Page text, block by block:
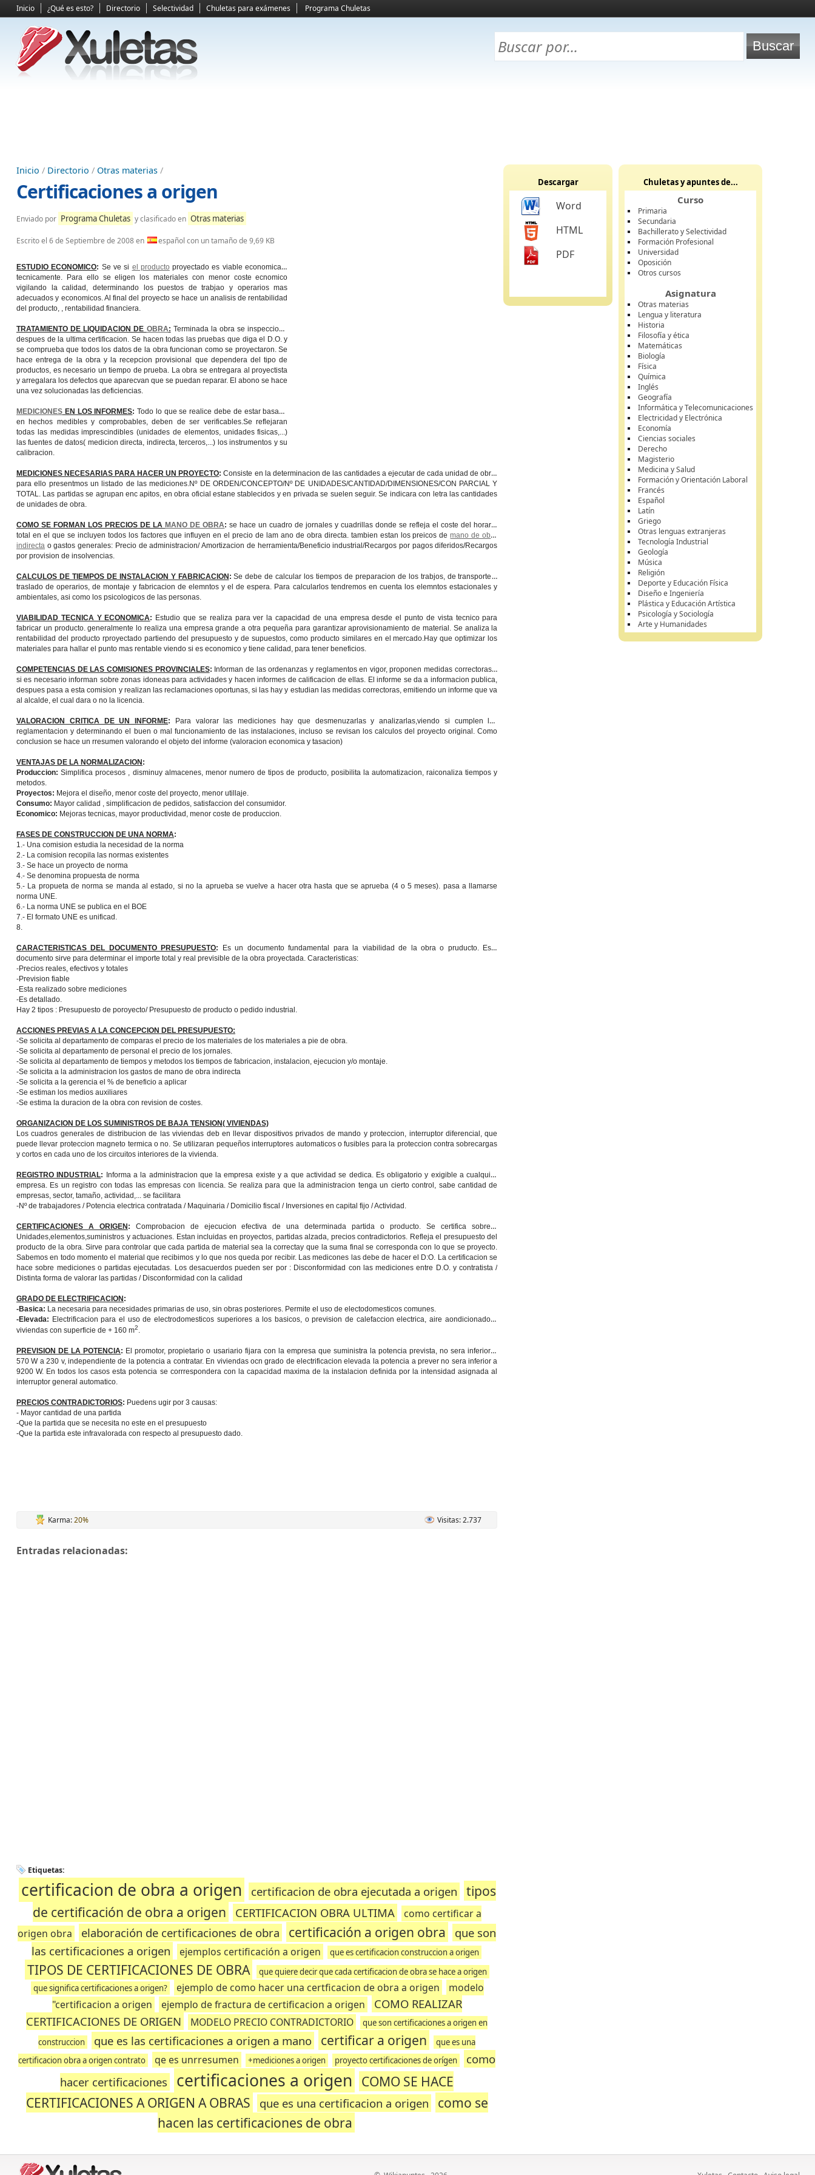
Inicio ¿Qué es esto? Directorio Selectividad Chuletas para exámenes Programa Chuletas
Inicio / Directorio / Otras materias /
Certificaciones a origen
Enviado por Programa Chuletas y clasificado en Otras materias
Escrito el 6 de Septiembre de 2008en español con un tamaño de 9,69 KB
ESTUDIO ECONOMICO: Se ve si el producto proyectado es viable economica y
tecnicamente. Para ello se eligen los materiales con menor coste ecnomico
vigilando la calidad, determinando los puestos de trabjao y operarios mas
adecuados y economicos. Al final del proyecto se hace un analisis de rentabilidad
del producto, , rentabilidad financiera.
TRATAMIENTO DE LIQUIDACION DE OBRA: Terminada la obra se inspecciona
despues de la ultima certificacion. Se hacen todas las pruebas que diga el D.O. y
se comprueba que todos los datos de la obra funcionan como se proyectaron. Se
hace entrega de la obra y la recepcion provisional que dependera del tipo de
productos, es necesario un tiempo de prueba. La obra se entregara al proyectista
y arregalara los defectos que aparecvan que se puedan reparar. El abono se hace
una vez solucionadas las deficiencias.
MEDICIONES EN LOS INFORMES: Todo lo que se realice debe de estar basado
en hechos medibles y comprobables, deben de ser verificables.Se reflejaran
todas las medidas imprescindibles (unidades de elementos, unidades fisicas,...)
las fuentes de datos( medicion directa, indirecta, terceros,...) los instrumentos y su
calibracion.
MEDICIONES NECESARIAS PARA HACER UN PROYECTO: Consiste en la determinacion de las cantidades a ejecutar de cada unidad de obra,
para ello presentmos un listado de las mediciones.Nº DE ORDEN/CONCEPTO/Nº DE UNIDADES/CANTIDAD/DIMENSIONES/CON PARCIAL Y
TOTAL. Las partidas se agrupan enc apitos, en obra oficial estane stablecidos y en privada se suelen seguir. Se indicara con letra las cantidades
de unidades de obra.
COMO SE FORMAN LOS PRECIOS DE LA MANO DE OBRA:se hace un cuadro de jornales y cuadrillas donde se refleja el coste del horario
total en el que se incluyen todos los factores que influyen en el precio de lam ano de obra directa. tambien estan los preicos demano de obra
indirecta o gastos generales: Precio de administracion/ Amortizacion de herramienta/Beneficio industrial/Recargos por pagos diferidos/Recargos
por provision de insolvencias.
CALCULOS DE TIEMPOS DE INSTALACION Y FABRICACION :Se debe de calcular los tiempos de preparacion de los trabjos, de transporte y
traslado de operarios, de montaje y fabricacion de elemntos y el de espera. Para calcularlos tendremos en cuenta los elemntos estacionales y
ambientales, asi como los psicologicos de las personas.
VIABILIDAD TECNICA Y ECONOMICA: Estudio que se realiza para ver la capacidad de una empresa desde el punto de vista tecnico para
fabricar un producto. generalmente lo realiza una empresa grande a otra pequeña para garantizar aprovisionamiento de material. Se analiza la
rentabilidad del producto rproyectado partiendo del presupuesto y de supuestos, como producto similares en el mercado.Hay que optimizar los
materiales para hallar el punto mas rentable viendo si es economico y tiene calidad, para tener beneficios.
COMPETENCIAS DE LAS COMISIONES PROVINCIALES: Informan de las ordenanzas y reglamentos en vigor, proponen medidas correctoras y
si es necesario informan sobre zonas idoneas para actividades y hacen informes de calificacion de ellas. El informe se da a informacion publica,
despues pasa a esta comision y realizan las reclamaciones oportunas, si las hay y estudian las medidas correctoras, emitiendo un informe que va
al alcalde, el cual dara o no la licencia.
VALORACION CRITICA DE UN INFORME:
Para valorar las mediciones hay que desmenuzarlas y analizarlas,viendo si cumplen las
reglamentacion y determinando el buen o mal funcionamiento de las instalaciones, incluso se revisan los calculos del proyecto original. Como
conclusion se hace un rresumen valorando el objeto del informe (valoracion economica y tasacion)
VENTAJAS DE LA NORMALIZACION :
Produccion: Simplifica procesos , disminuy almacenes, menor numero de tipos de producto, posibilita la automatizacion, raiconaliza tiempos y
metodos.
Proyectos: Mejora el diseño, menor coste del proyecto, menor utillaje.
Consumo: Mayor calidad , simplificacion de pedidos, satisfaccion del consumidor.
Economico: Mejoras tecnicas, mayor productividad, menor coste de produccion.
FASES DE CONSTRUCCION DE UNA NORMA:
1.- Una comision estudia la necesidad de la norma
2.- La comision recopila las normas existentes
3.- Se hace un proyecto de norma
4.- Se denomina propuesta de norma
5.- La propueta de norma se manda al estado, si no la aprueba se vuelve a hacer otra hasta que se aprueba (4 o 5 meses). pasa a llamarse
norma UNE.
6.- La norma UNE se publica en el BOE
7.- El formato UNE es unificad.
8.
CARACTERISTICAS DEL DOCUMENTO PRESUPUESTO: Es un documento fundamental para la viabilidad de la obra o pruducto. Este
documento sirve para determinar el importe total y real previsible de la obra proyectada. Caracteristicas:
-Precios reales, efectivos y totales
-Prevision fiable
-Esta realizado sobre mediciones
-Es detallado.
Hay 2 tipos : Presupuesto de poroyecto/ Presupuesto de producto o pedido industrial.
ACCIONES PREVIAS A LA CONCEPCION DEL PRESUPUESTO:
-Se solicita al departamento de comparas el precio de los materiales de los materiales a pie de obra.
-Se solicita al departamento de personal el precio de los jornales.
-Se solicita al departamento de tiempos y metodos los tiempos de fabricacion, instalacion, ejecucion y/o montaje.
-Se solicita a la administracion los gastos de mano de obra indirecta
-Se solicita a la gerencia el % de beneficio a aplicar
-Se estiman los medios auxiliares
-Se estima la duracion de la obra con revision de costes.
ORGANIZACION DE LOS SUMINISTROS DE BAJA TENSION( VIVIENDAS)
Los cuadros generales de distribucion de las viviendas deb en llevar dispositivos privados de mando y proteccion, interruptor diferencial, que
puede llevar proteccion magneto termica o no. Se utilizaran pequeños interruptores automaticos o fusibles para la proteccion contra sobrecargas
y cortos en cada uno de los circuitos interiores de la vivienda.
REGISTRO INDUSTRIAL:
Informa a la administracion que la empresa existe y a que actividad se dedica. Es obligatorio y exigible a cualquier
empresa. Es un registro con todas las empresas con licencia. Se realiza para que la administracion tenga un cierto control, sabe cantidad de
empresas, sector, tamaño, actividad,... se facilitara
-Nº de trabajadores / Potencia electrica contratada / Maquinaria / Domicilio fiscal / Inversiones en capital fijo / Actividad.
CERTIFICACIONES A ORIGEN : Comprobacion de ejecucion efectiva de una determinada partida o producto. Se certifica sobre :
Unidades,elementos,suministros y actuaciones. Estan incluidas en proyectos, partidas alzada, precios contradictorios. Refleja el presupuesto del
producto de la obra. Sirve para controlar que cada partida de material sea la correctay que la suma final se corresponda con lo que se proyecto.
Sabemos en todo momento el material que recibimos y lo que nos queda por recibir. Las medicones las debe de hacer el D:O. La certificacion se
hace sobre mediciones o partidas ejecutadas. Los desacuerdos pueden ser por : Disconformidad con las mediciones entre D.O. y contratista /
Distinta forma de valorar las partidas / Disconformidad con la calidad
GRADO DE ELECTRIFICACION :
-Basica: La necesaria para necesidades primarias de uso, sin obras posteriores. Permite el uso de electodomesticos comunes.
-Elevada: Electrificacion para el uso de electrodomesticos superiores a los basicos, o prevision de calefaccion electrica, aire aondicionado o
viviendas con superficie de + 160 m2.
PREVISION DE LA POTENCIA: El promotor, propietario o usariario fijara con la empresa que suministra la potencia prevista, no sera inferior a
570 W a 230 v, independiente de la potencia a contratar. En viviendas ocn grado de electrificacion elevada la potencia a prever no sera inferior a
9200 W. En todos los casos esta potencia se corrrespondera con la capacidad maxima de la instalacion definida por la intensidad asignada al
interruptor general automatico.
PRECIOS CONTRADICTORIOS: Puedens ugir por 3 causas:
- Mayor cantidad de una partida
-Que la partida que se necesita no este en el presupuesto
-Que la partida este infravalorada con respecto al presupuesto dado.
Karma:20% Visitas: 2.737
Entradas relacionadas:
Etiquetas:
certificacion de obra a origen certificacion de obra ejecutada a origen
tipos
de certificación de obra a origen
CERTIFICACION OBRA ULTIMA
como certificar a
origen obra
elaboración de certificaciones de obra certificación a origen obra
que son
las certificaciones a origen
ejemplos certificación a origen que es certificacion construccion a origen
TIPOS DE CERTIFICACIONES DE OBRA
que quiere decir que cada certificacion de obra se hace a origen
que significa certificaciones a origen?
ejemplo de como hacer una certficacion de obra a origen
modelo
"certificacion a origen
ejemplo de fractura de certificacion a origen
COMO REALIZAR
CERTIFICACIONES DE ORIGEN
MODELO PRECIO CONTRADICTORIO
que son certificaciones a origen en
construccion
que es las certificaciones a origen a mano certificar a origen
que es una
certificacion obra a origen contrato
qe es unrresumen +mediciones a origen proyecto certificaciones de orígen
como
hacer certificaciones
certificaciones a origen COMO SE HACE
CERTIFICACIONES A ORIGEN A OBRAS
que es una certificacion a origen
como se
hacen las certificaciones de obra
Descargar
Word
HTML
PDF
Chuletas y apuntes de...
Curso
Primaria
Secundaria
Bachillerato y Selectividad
Formación Profesional
Universidad
Oposición
Otros cursos
Asignatura
Otras materias
Lengua y literatura
Historia
Filosofía y ética
Matemáticas
Biología
Física
Química
Inglés
Geografía
Informática y Telecomunicaciones
Electricidad y Electrónica
Economía
Ciencias sociales
Derecho
Magisterio
Medicina y Salud
Formación y Orientación Laboral
Francés
Español
Latín
Griego
Otras lenguas extranjeras
Tecnología Industrial
Geología
Música
Religión
Deporte y Educación Física
Diseño e Ingeniería
Plástica y Educación Artística
Psicología y Sociología
Arte y Humanidades